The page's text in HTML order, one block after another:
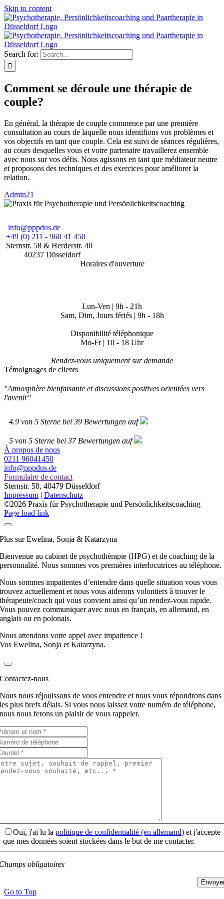
Skip to content
Search for:
Comment se déroule une thérapie de
couple?
En général, la thérapie de couple commence par une première
consultation au cours de laquelle nous identifions vos problèmes et
vos objectifs en tant que couple. Cela est suivi de séances régulières,
au cours desquelles vous et votre partenaire travaillerez ensemble
avec nous sur vos défis. Nous agissons en tant que médiateur neutre
et proposons des techniques et des exercices pour améliorer la
relation.
Admin21
info@pppdus.de
+49 (0) 211 - 960 41 450
Sternstr. 58 & Herderstr. 40
40237 Düsseldorf
Horaires d'ouverture
Lun-Ven | 9h - 21h
Sam, Dim, Jours fériés | 9h - 18h
Disponibilité téléphonique
Mo-Fr | 10 - 18 Uhr
Rendez-vous uniquement sur demande
Témoignages de clients
"Atmosphère bienfaisante et discussions positives orientées vers
l'avenir"
4.9 von 5 Sterne bei 39 Bewertungen auf
5 von 5 Sterne bei 37Bewertungen auf
À propos de nous
0211 96041450
info@pppdus.de
Formulaire de contact
Sternstr. 58, 40479 Düsseldorf
Impressum | Datenschutz
©2026 Praxis für Psychotherapie und Persönlichkeitscoaching
Page load link
Plus sur Ewelina, Sonja & Katarzyna
Bienvenue au cabinet de psychothérapie (HPG) et de coaching de la
personnalité. Nous sommes vos premières interlocutrices au téléphone.
Nous sommes impatientes d’entendre dans quelle situation vous vous
trouvez actuellement et nous vous aiderons volontiers à trouver le
thérapeute/coach qui vous convient ainsi qu’un rendez-vous rapide.
Vous pouvez communiquer avec nous en français, en allemand, en
anglais ou en polonais.
Nous attendons votre appel avec impatience !
Vos Ewelina, Sonja et Katarzyna.
Contactez-nous
Nous nous réjouissons de vous entendre et nous vous répondrons dans
les plus brefs délais. Si vous nous laissez votre numéro de téléphone,
nous nous ferons un plaisir de vous rappeler.
Oui, j'ai lu lapolitique de confidentialité (en allemand) et j'accepte
que mes données soient stockées dans le but de me contacter.
obligatoires
Go to Top